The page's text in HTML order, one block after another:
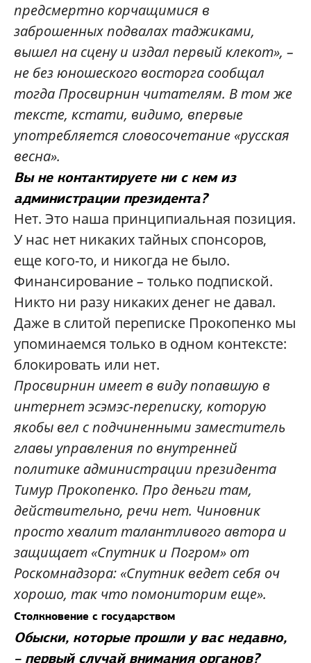
предсмертно корчащимися в
заброшенных подвалах таджиками,
вышел на сцену и издал первый клекот», –
не без юношеского восторга сообщал
тогда Просвирнин читателям. В том же
тексте, кстати, видимо, впервые
употребляется словосочетание «русская
весна».
Вы не контактируете ни с кем из
администрации президента?
Нет. Это наша принципиальная позиция.
У нас нет никаких тайных спонсоров,
еще кого-то, и никогда не было.
Финансирование– только подпиской.
Никто ни разу никаких денег не давал.
Даже в слитой переписке Прокопенко мы
упоминаемся только в одном контексте:
блокировать или нет.
Просвирнин имеет в виду попавшую в
интернет эсэмэс-переписку, которую
якобы вел с подчиненными заместитель
главы управления по внутренней
политике администрации президента
Тимур Прокопенко. Про деньги там,
действительно, речи нет. Чиновник
просто хвалит талантливого автора и
защищает «Спутник и Погром» от
Роскомнадзора: «Спутник ведет себя оч
хорошо, так что помониторим еще».
Столкновение с государством
Обыски, которые прошли у вас недавно,
– первый случай внимания органов?